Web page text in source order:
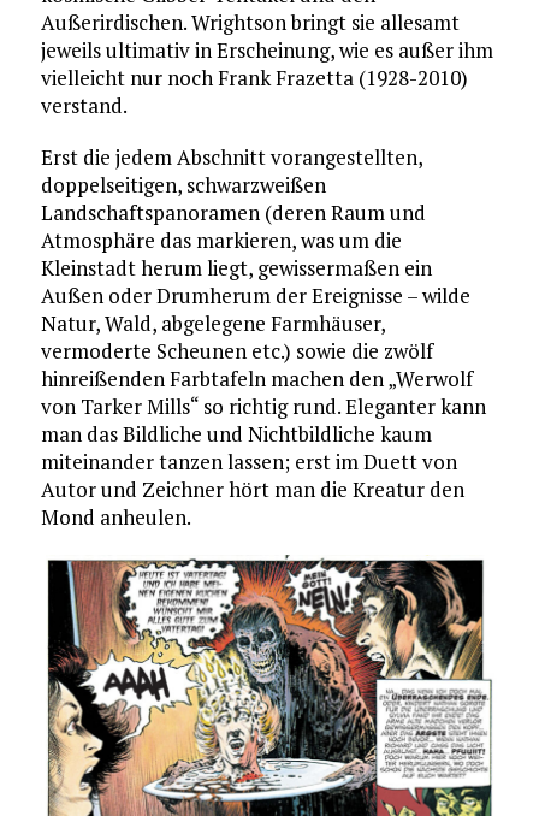
Außerirdischen. Wrightson bringt sie allesamt
jeweils ultimativ in Erscheinung, wie es außer ihm
vielleicht nur noch Frank Frazetta (1928-2010)
verstand.
Erst die jedem Abschnitt vorangestellten,
doppelseitigen, schwarzweißen
Landschaftspanoramen (deren Raum und
Atmosphäre das markieren, was um die
Kleinstadt herum liegt, gewissermaßen ein
Außen oder Drumherum der Ereignisse – wilde
Natur, Wald, abgelegene Farmhäuser,
vermoderte Scheunen etc.) sowie die zwölf
hinreißenden Farbtafeln machen den „Werwolf
von Tarker Mills“ so richtig rund. Eleganter kann
man das Bildliche und Nichtbildliche kaum
miteinander tanzen lassen; erst im Duett von
Autor und Zeichner hört man die Kreatur den
Mond anheulen.